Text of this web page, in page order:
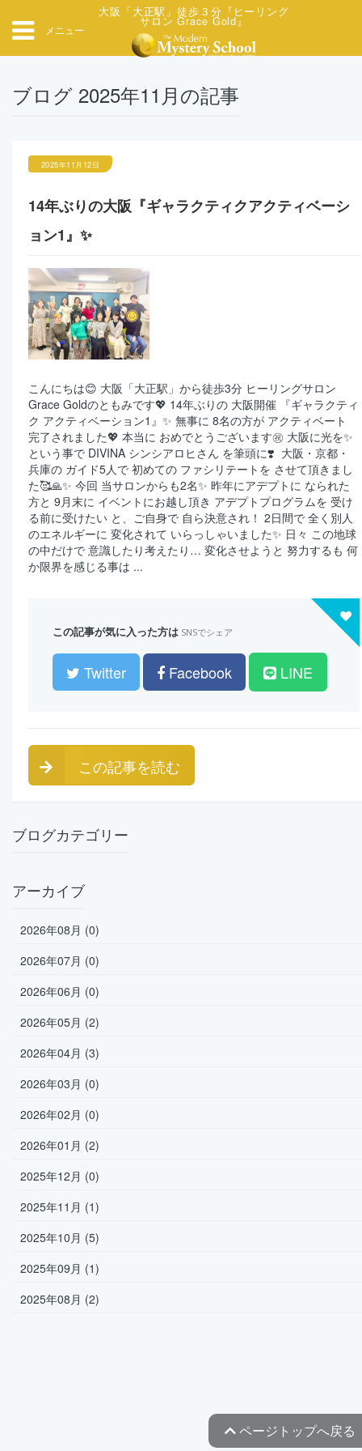
メニュー
大阪「大正駅」徒歩３分『ヒーリング
サロン Grace Gold』
ブログ 2025年11月の記事
2025年11月12日
14年ぶりの大阪『ギャラクティクアクティベーシ
ョン1』✨
こんにちは😊 大阪「大正駅」から徒歩3分 ヒーリングサロン
Grace Goldのともみです💖 14年ぶりの 大阪開催 『ギャラクティ
ク アクティベーション1』✨ 無事に 8名の方が アクティベート
完了されました💖 本当に おめでとうございます㊗️ 大阪に光を✨
という事で DIVINA シンシアロヒさん を筆頭に❣️ 大阪・京都・
兵庫の ガイド5人で 初めての ファシリテートを させて頂きまし
た🥰🙏✨ 今回 当サロンからも2名✨ 昨年にアデプトに なられた
方と 9月末に イベントにお越し頂き アデプトプログラムを 受け
る前に受けたい と、ご自身で 自ら決意され！ 2日間で 全く別人
のエネルギーに 変化されて いらっしゃいました✨ 日々 この地球
の中だけで 意識したり考えたり… 変化させようと 努力するも 何
か限界を感じる事は ...
この記事が気に入った方は SNSでシェア
Twitter Facebook LINE
この記事を読む
ブログカテゴリー
アーカイブ
2026年08月 (0)
2026年07月 (0)
2026年06月 (0)
2026年05月 (2)
2026年04月 (3)
2026年03月 (0)
2026年02月 (0)
2026年01月 (2)
2025年12月 (0)
2025年11月 (1)
2025年10月 (5)
2025年09月 (1)
2025年08月 (2)
ページトップへ戻る